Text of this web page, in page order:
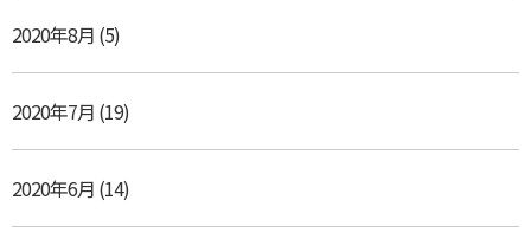
2020年8月 (5)
2020年7月 (19)
2020年6月 (14)